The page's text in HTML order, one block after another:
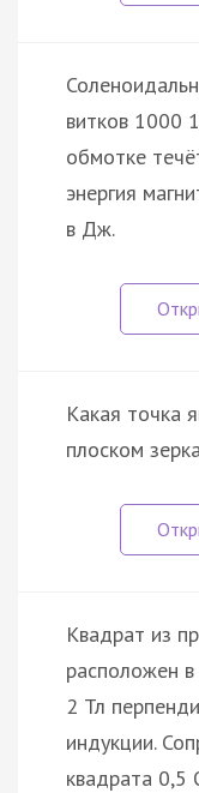
витков 1000
обмотке
энергия
в Дж.
Какая точка
плоском
Квадрат из
расположен
2 Тл
индукции.
квадрата 0,5